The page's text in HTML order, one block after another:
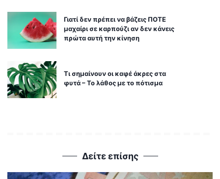
Γιατί δεν πρέπει να βάζεις ΠΟΤΕ
μαχαίρι σε καρπούζι αν δεν κάνεις
πρώτα αυτή την κίνηση
Τι σημαίνουν οι καφέ άκρες στα
φυτά – Το λάθος με το πότισμα
Δείτε επίσης